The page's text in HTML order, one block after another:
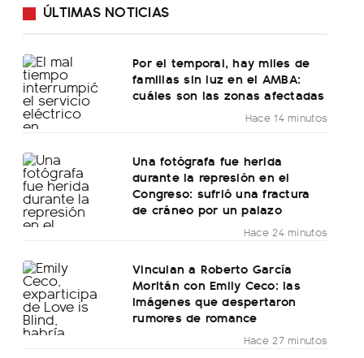
ÚLTIMAS NOTICIAS
Por el temporal, hay miles de
familias sin luz en el AMBA:
cuáles son las zonas afectadas
Hace 14 minutos
Una fotógrafa fue herida
durante la represión en el
Congreso: sufrió una fractura
de cráneo por un palazo
Hace 24 minutos
Vinculan a Roberto García
Moritán con Emily Ceco: las
imágenes que despertaron
rumores de romance
Hace 27 minutos